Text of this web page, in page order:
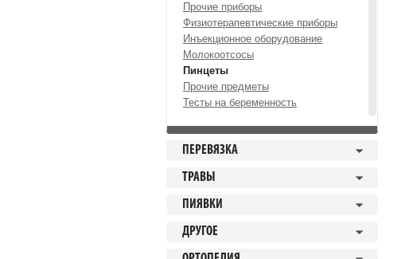
Прочие приборы
Физиотерапевтические приборы
Инъекционное оборудование
Молокоотсосы
Пинцеты
Прочие предметы
Тесты на беременность
ПЕРЕВЯЗКА
ТРАВЫ
ПИЯВКИ
ДРУГОЕ